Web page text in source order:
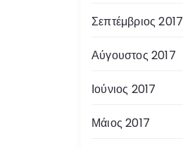
Σεπτέμβριος 2017
Αύγουστος 2017
Ιούνιος 2017
Μάιος 2017